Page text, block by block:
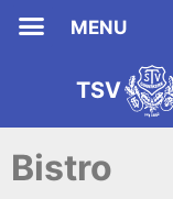
MENU
TSV
seit1892
Bistro